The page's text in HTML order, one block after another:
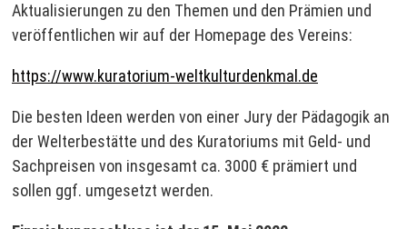
Aktualisierungen zu den Themen und den Prämien und
veröffentlichen wir auf der Homepage des Vereins:
https://www.kuratorium-weltkulturdenkmal.de
Die besten Ideen werden von einer Jury der Pädagogik an
der Welterbestätte und des Kuratoriums mit Geld- und
Sachpreisen von insgesamt ca. 3000 € prämiert und
sollen ggf. umgesetzt werden.